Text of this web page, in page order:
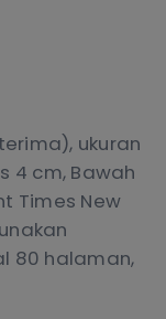
ukuran
4 cm, Bawah
Times New
80 halaman,